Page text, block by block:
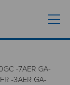
-7AER GA-
-3AER GA-